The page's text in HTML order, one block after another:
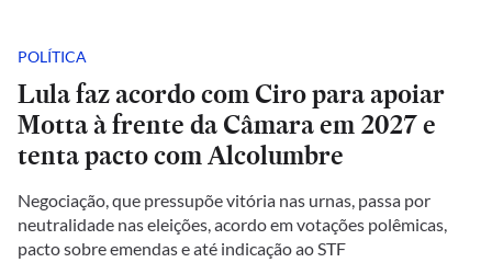
POLÍTICA
Lula faz acordo com Ciro para apoiar
Motta à frente da Câmara em 2027 e
tenta pacto com Alcolumbre
Negociação, que pressupõe vitória nas urnas, passa por
neutralidade nas eleições, acordo em votações polêmicas,
pacto sobre emendas e até indicação ao STF